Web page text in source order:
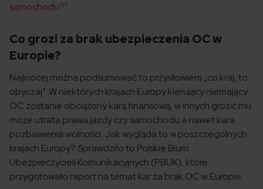
samochodu?”
Co grozi za brak ubezpieczenia OC w
Europie?
Najkrócej można podsumować to przysłowiem „co kraj, to
obyczaj”. W niektórych krajach Europy kierujący niemający
OC zostanie obciążony karą finansową, w innych grozić mu
może utrata prawa jazdy czy samochodu a nawet kara
pozbawienia wolności. Jak wygląda to w poszczególnych
krajach Europy? Sprawdziło to Polskie Biuro
Ubezpieczycieli Komunikacyjnych (PBUK), które
przygotowało raport na temat kar za brak OC w Europie.